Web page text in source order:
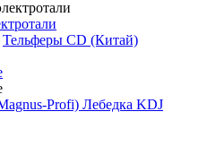
Тельферы CD (Китай)
Лебедка KDJ